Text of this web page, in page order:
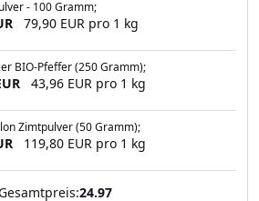
- 100 Gramm;
79,90 EUR pro 1 kg
BIO-Pfeffer (250 Gramm);
43,96 EUR pro 1 kg
Zimtpulver (50 Gramm);
119,80 EUR pro 1 kg
Gesamtpreis:24.97